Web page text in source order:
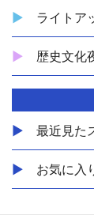
ライトア
歴史文化
最近見た
お気に入